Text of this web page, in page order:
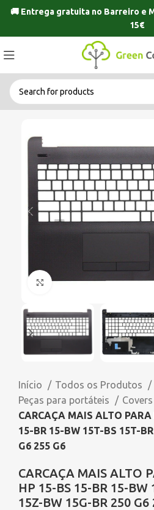
🚚 Entrega gratuita no Barreiro e
15€
Click to enlarge
Início
Todos os Produtos
Peças para portáteis
Covers
CARCAÇA MAIS ALTO
15-BR 15-BW 15T-BS 15T-
G6 255 G6
CARCAÇA MAIS ALTO
HP 15-BS 15-BR 15-BW
15Z-BW 15G-BR 250 G6